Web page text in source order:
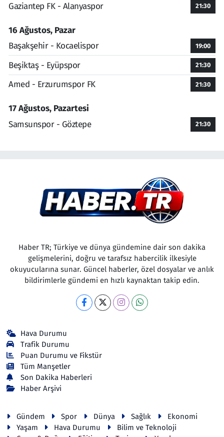
Gaziantep FK - Alanyaspor 21:30
16 Ağustos, Pazar
Başakşehir - Kocaelispor
19:00
Beşiktaş - Eyüpspor 21:30
Amed - Erzurumspor FK 21:30
17 Ağustos, Pazartesi
Samsunspor - Göztepe
21:30
Haber TR; Türkiye ve dünya gündemine dair son dakika
gelişmelerini, doğru ve tarafsız habercilik ilkesiyle
okuyucularına sunar. Güncel haberler, özel dosyalar ve anlık
bildirimlerle gündemi en hızlı kaynaktan takip edin.
Hava Durumu
Trafik Durumu
Puan Durumu ve Fikstür
Tüm Manşetler
Son Dakika Haberleri
Haber Arşivi
Gündem Spor Dünya Sağlık
Ekonomi
Yaşam
Hava Durumu
Bilim ve Teknoloji